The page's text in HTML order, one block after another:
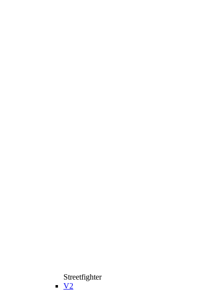
Streetfighter
V2